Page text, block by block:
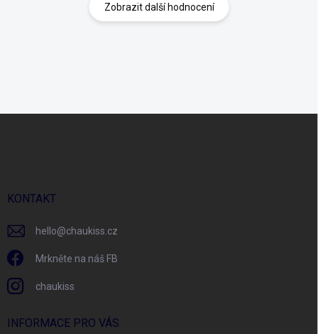
Zobrazit další hodnocení
KONTAKT
hello@chaukiss.cz
Mrkněte na náš FB
chaukiss
INFORMACE PRO VÁS